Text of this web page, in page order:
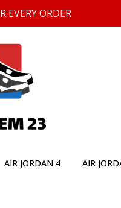
EVERY ORDER
AIR JORDAN 4 AIR